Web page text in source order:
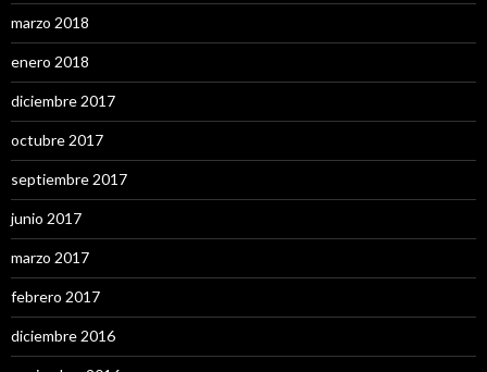
marzo 2018
enero 2018
diciembre 2017
octubre 2017
septiembre 2017
junio 2017
marzo 2017
febrero 2017
diciembre 2016